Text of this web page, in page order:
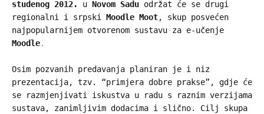
studenog 2012.
u Novom Sadu održat će se drugi
regionalni i srpski Moodle Moot, skup posvećen
najpopularnijem otvorenom sustavu za e-učenje
Moodle.
Osim pozvanih predavanja planiran je i niz
prezentacija, tzv. “primjera dobre prakse”, gdje će
se razmjenjivati iskustva u radu s raznim verzijama
sustava, zanimljivim dodacima i slično. Cilj skupa